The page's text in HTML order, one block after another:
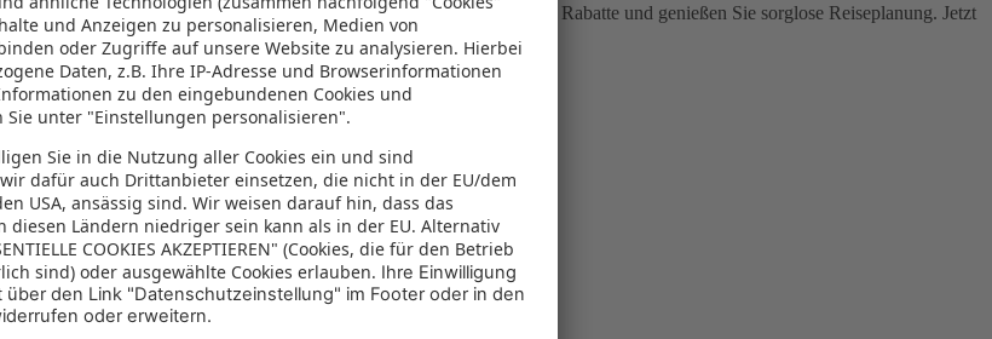
kombiniert werden – das spart Zeit und Geld. Nutzen Sie attraktive Rabatte und genießen Sie sorglose Reiseplanung. Jetzt